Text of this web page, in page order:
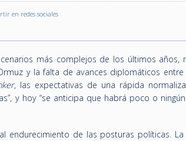
en redes sociales
más complejos de los últimos años,
y la falta de avances diplomáticos entre
, las expectativas de una rápida
y hoy “se anticipa que habrá poco o
endurecimiento de las posturas políticas. La